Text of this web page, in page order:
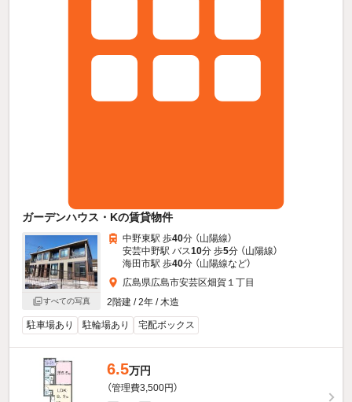
ガーデンハウス・Kの賃貸物件
すべての写真
中野東駅 歩40分 （山陽線）
安芸中野駅 バス10分 歩5分 （山陽線）
海田市駅 歩40分 （山陽線など）
広島県広島市安芸区畑賀１丁目
2階建 / 2年 / 木造
駐車場あり 駐輪場あり 宅配ボックス
6.5万円
（管理費3,500円）